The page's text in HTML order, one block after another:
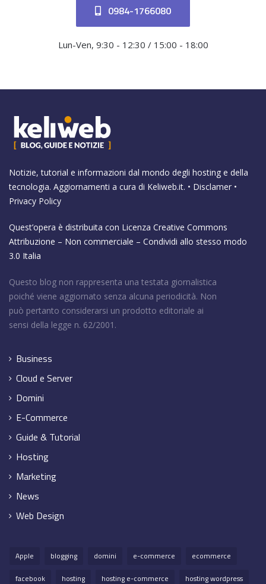
0984-1766080
Lun-Ven, 9:30 - 12:30 / 15:00 - 18:00
Notizie, tutorial e informazioni dal mondo degli hosting e della
tecnologia. Aggiornamenti a cura di Keliweb.it. • Disclamer •
Privacy Policy
Quest’opera è distribuita con Licenza Creative Commons
Attribuzione – Non commerciale – Condividi allo stesso modo
3.0 Italia
Questo blog non rappresenta una testata giornalistica
poiché viene aggiornato senza alcuna periodicità. Non
può pertanto considerarsi un prodotto editoriale ai
sensi della legge n. 62/2001.
Business
Cloud e Server
Domini
E-Commerce
Guide & Tutorial
Hosting
Marketing
News
Web Design
Apple blogging domini e-commerce
ecommerce
facebook
hosting hosting e-commerce hosting wordpress